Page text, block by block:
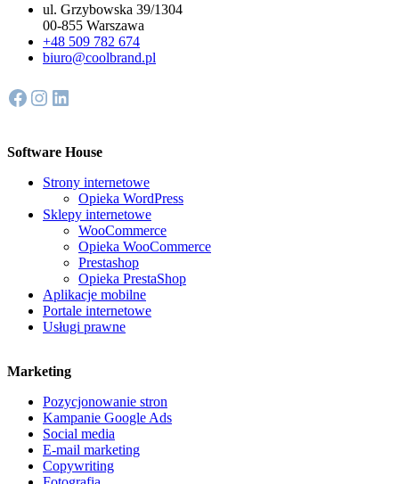
ul. Grzybowska 39/1304
00-855 Warszawa
+48 509 782 674
biuro@coolbrand.pl
Facebook Instagram LinkedIn
Software House
Strony internetowe
Opieka WordPress
Sklepy internetowe
WooCommerce
Opieka WooCommerce
Prestashop
Opieka PrestaShop
Aplikacje mobilne
Portale internetowe
Usługi prawne
Marketing
Pozycjonowanie stron
Kampanie Google Ads
Social media
E-mail marketing
Copywriting